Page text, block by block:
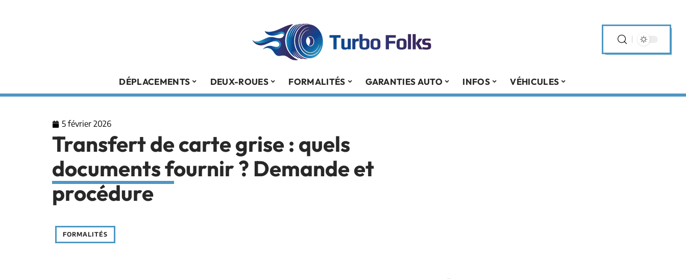
DÉPLACEMENTS DEUX-ROUES FORMALITÉS GARANTIES AUTO INFOS VÉHICULES
5 février 2026
Transfert de carte grise : quels
documents fournir ? Demande et
procédure
FORMALITÉS